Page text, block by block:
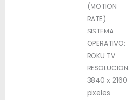
(MOTION
RATE)
SISTEMA
OPERATIVO:
ROKU TV
RESOLUCION:
3840 x 2160
pixeles